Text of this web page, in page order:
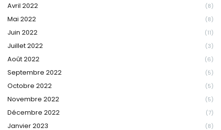
Avril 2022 (8)
Mai 2022 (8)
Juin 2022 (11)
Juillet 2022 (3)
Août 2022 (6)
Septembre 2022 (5)
Octobre 2022 (5)
Novembre 2022 (5)
Décembre 2022 (7)
Janvier 2023 (8)